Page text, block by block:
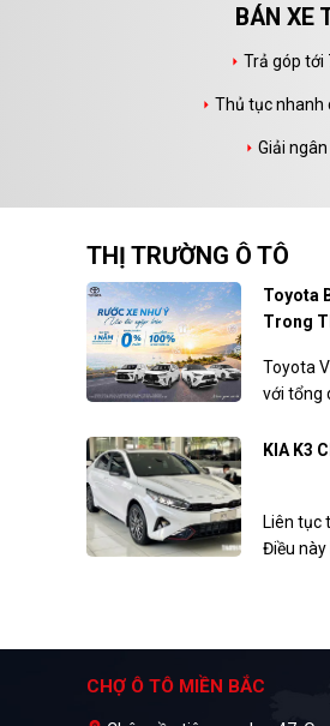
BÁN XE
arrow_right Trả góp tới
arrow_right Thủ tục nhanh
arrow_right Giải
THỊ TRƯỜNG Ô TÔ
Toyota
Trong
Toyota
với tổng
ưu đãi
KIA K3
Liên tục
Điều này
CHỢ Ô TÔ MIỀN BẮC